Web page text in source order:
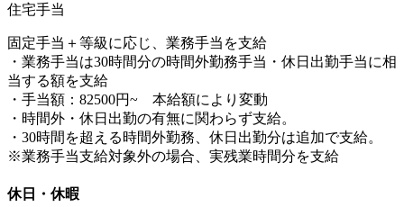
住宅手当
固定手当＋等級に応じ、業務手当を支給
・業務手当は30時間分の時間外勤務手当・休日出勤手当に相
当する額を支給
・手当額：82500円~ 本給額により変動
・時間外・休日出勤の有無に関わらず支給。
・30時間を超える時間外勤務、休日出勤分は追加で支給。
※業務手当支給対象外の場合、実残業時間分を支給
休日・休暇